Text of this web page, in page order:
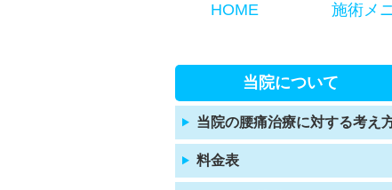
HOME 施術メ
当院について
当院の腰痛治療に対する考え
料金表